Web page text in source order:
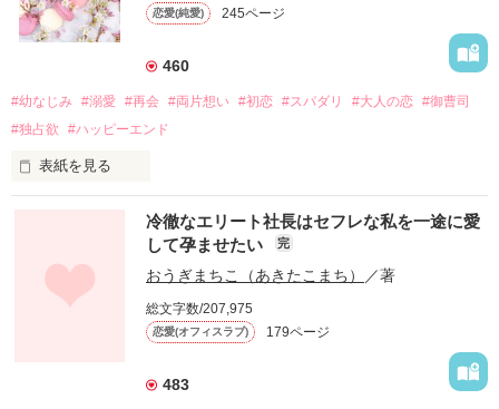
恋愛(純愛) 245ページ
460
#幼なじみ #溺愛 #再会 #両片想い #初恋 #スパダリ #大人の恋 #御曹司
#独占欲
#ハッピーエンド
表紙を見る
幼なじみの哲平に淡い恋心を抱いていた美桜。
しかし、ある出来事をきっかけに二人の関係は壊れてしまう。
関係修復もできないまま、美桜は両親の離婚によって
引っ越すことになり、哲平とも離れ離れになった。
それから約十二年後。
冷徹なエリート社長はセフレな私を一途に愛
して孕ませたい
完
おうぎまちこ（あきたこまち） ／著
総文字数/207,975
恋愛(オフィスラブ) 179ページ
483